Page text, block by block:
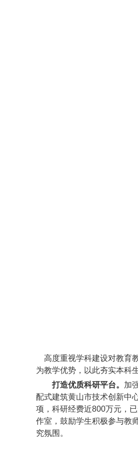
高度重视学科建设对教育
为教学优势，以此夯实本科
打造优质科研平台。 加
配式建筑黄山市技术创新中
项，科研经费近800万元，
作室，鼓励学生积极参与教
究氛围。